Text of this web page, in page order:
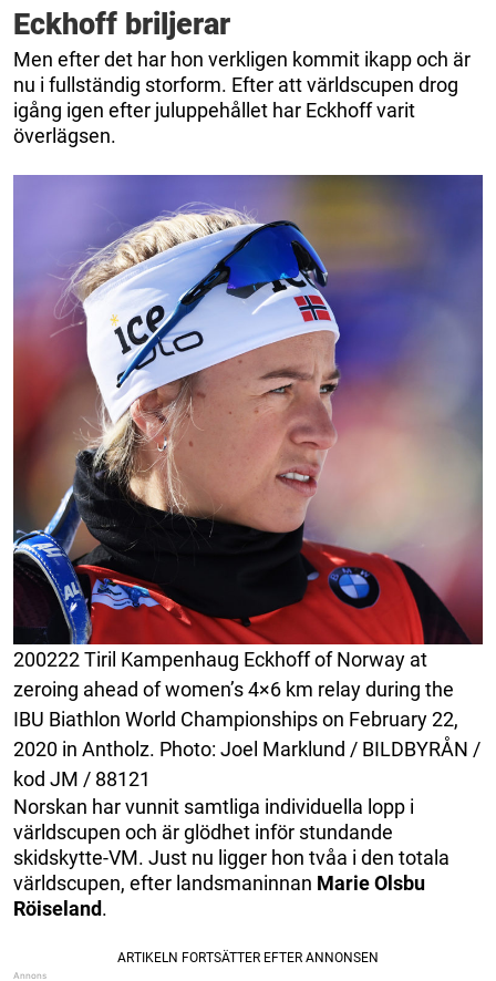
Eckhoff briljerar
Men efter det har hon verkligen kommit ikapp och är
nu i fullständig storform. Efter att världscupen drog
igång igen efter juluppehållet har Eckhoff varit
överlägsen.
200222 Tiril Kampenhaug Eckhoff of Norway at
zeroing ahead of women’s 4×6 km relay during the
IBU Biathlon World Championships on February 22,
2020 in Antholz. Photo: Joel Marklund / BILDBYRÅN /
kod JM / 88121
Norskan har vunnit samtliga individuella lopp i
världscupen och är glödhet inför stundande
skidskytte-VM. Just nu ligger hon tvåa i den totala
världscupen, efter landsmaninnan Marie Olsbu
Röiseland.